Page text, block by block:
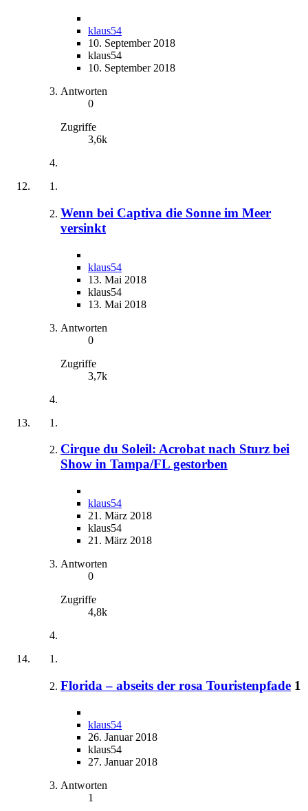
klaus54
10. September 2018
klaus54
10. September 2018
Antworten
0
Zugriffe
3,6k
Wenn bei Captiva die Sonne im Meer
versinkt
klaus54
13. Mai 2018
klaus54
13. Mai 2018
Antworten
0
Zugriffe
3,7k
Cirque du Soleil: Acrobat nach Sturz bei
Show in Tampa/FL gestorben
klaus54
21. März 2018
klaus54
21. März 2018
Antworten
0
Zugriffe
4,8k
Florida – abseits der rosa Touristenpfade 1
klaus54
26. Januar 2018
klaus54
27. Januar 2018
Antworten
1